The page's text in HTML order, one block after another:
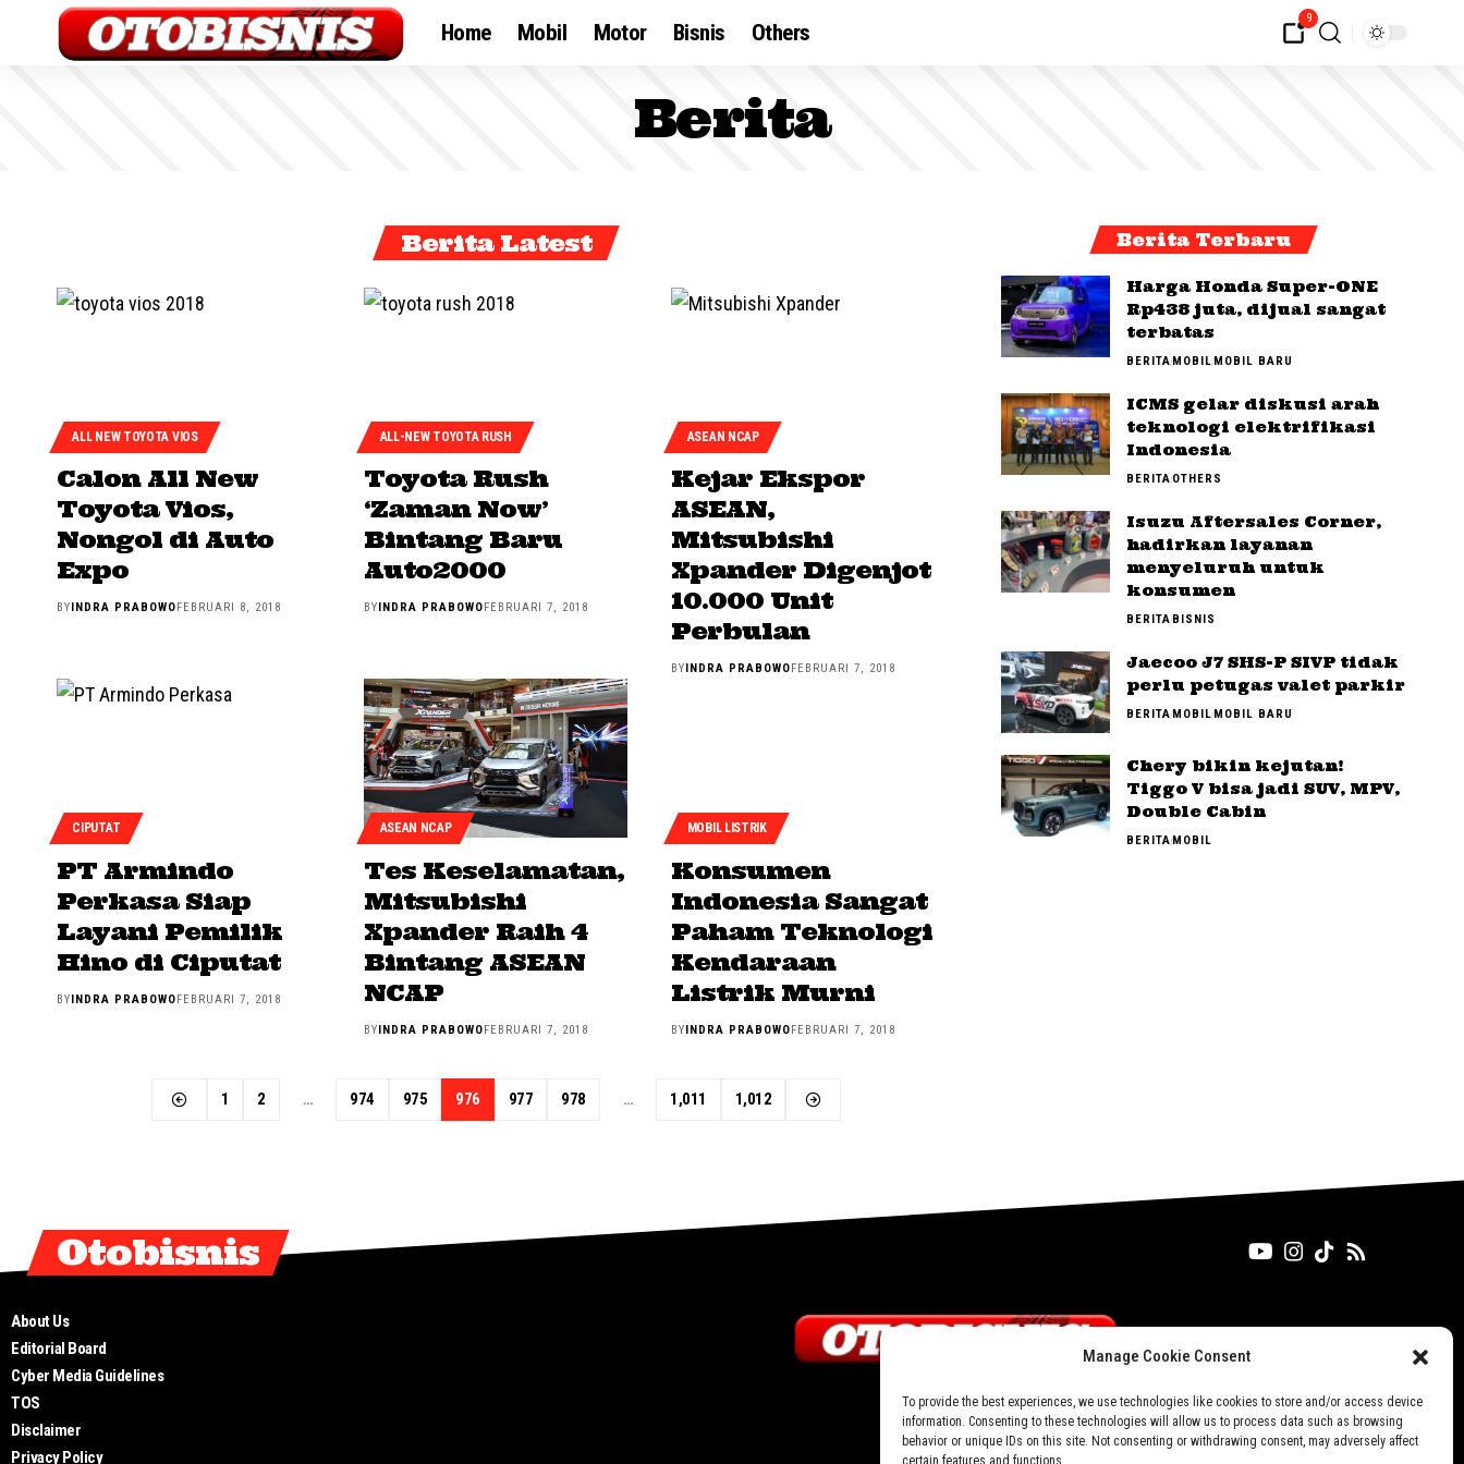
Manage Cookie Consent
To provide the best experiences, we use technologies like cookies to store and/or access device
information. Consenting to these technologies will allow us to process data such as browsing
behavior or unique IDs on this site. Not consenting or withdrawing consent, may adversely affect
certain features and functions.
Home Mobil Motor Bisnis Others
9
Berita
Berita Latest
ALL NEW TOYOTA VIOS
Calon All New
Toyota Vios,
Nongol di Auto
Expo
BY INDRA PRABOWO FEBRUARI 8, 2018
ALL-NEW TOYOTA RUSH
Toyota Rush
‘Zaman Now’
Bintang Baru
Auto2000
BY INDRA PRABOWO FEBRUARI 7, 2018
ASEAN NCAP
Kejar Ekspor
ASEAN,
Mitsubishi
Xpander Digenjot
10.000 Unit
Perbulan
BY INDRA PRABOWO FEBRUARI 7, 2018
CIPUTAT
PT Armindo
Perkasa Siap
Layani Pemilik
Hino di Ciputat
BYINDRA PRABOWOFEBRUARI 7, 2018
ASEAN NCAP
Tes Keselamatan,
Mitsubishi
Xpander Raih 4
Bintang ASEAN
NCAP
BYINDRA PRABOWOFEBRUARI 7, 2018
MOBIL LISTRIK
Konsumen
Indonesia Sangat
Paham Teknologi
Kendaraan
Listrik Murni
BYINDRA PRABOWOFEBRUARI 7, 2018
1 2 … 974 975 976 977 978 … 1,011 1,012
Berita Terbaru
Harga Honda Super-ONE
Rp438 juta, dijual sangat
terbatas
BERITAMOBILMOBIL BARU
ICMS gelar diskusi arah
teknologi elektrifikasi
Indonesia
BERITAOTHERS
Isuzu Aftersales Corner,
hadirkan layanan
menyeluruh untuk
konsumen
BERITABISNIS
Jaecoo J7 SHS-P SIVP tidak
perlu petugas valet parkir
BERITAMOBILMOBIL BARU
Chery bikin kejutan!
Tiggo V bisa jadi SUV, MPV,
Double Cabin
BERITAMOBIL
Otobisnis
About Us
Editorial Board
Cyber Media Guidelines
TOS
Disclaimer
Privacy Policy